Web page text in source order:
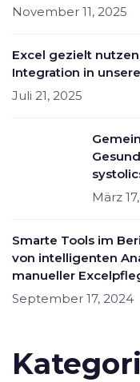
November 11, 2025
Excel gezielt
Integration in
Juli 21, 2025
März
Smarte Tools im
von intelligenten
manueller
September 17, 2024